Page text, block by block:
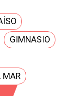
GIMNASIO
MAR